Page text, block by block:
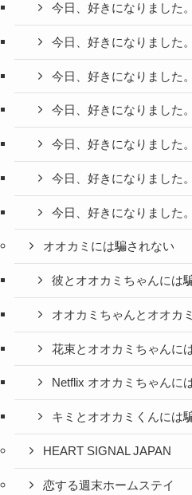
今日、好きになりました
今日、好きになりました
今日、好きになりました
今日、好きになりました
今日、好きになりました
今日、好きになりました
今日、好きになりました
オオカミには騙されない
彼とオオカミちゃんには
オオカミちゃんとオオカ
花束とオオカミちゃんに
Netflix オオカミちゃんに
キミとオオカミくんには
HEART SIGNAL JAPAN
恋する週末ホームステイ